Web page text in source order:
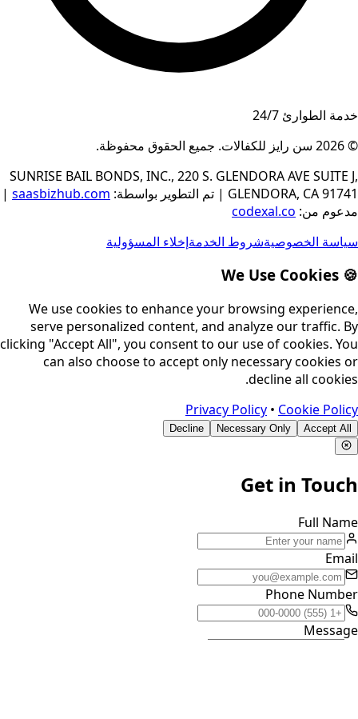
خدمة الطوارئ 24/7
© 2026
سن رايز للكفالات. جميع الحقوق محفوظة.
SUNRISE BAIL BONDS, INC., 220 S. GLENDORA AVE SUITE J,
GLENDORA, CA 91741
| تم التطوير بواسطة:
saasbizhub.com
|
مدعوم من:
codexal.co
سياسة الخصوصيةشروط الخدمةإخلاء المسؤولية
🍪 We Use Cookies
We use cookies to enhance your browsing experience,
serve personalized content, and analyze our traffic. By
clicking "Accept All", you consent to our use of cookies. You
can also choose to accept only necessary cookies or
decline all cookies.
Privacy Policy • Cookie Policy
Accept All
Necessary Only
Decline
Get in Touch
Full Name
Email
Phone Number
Message